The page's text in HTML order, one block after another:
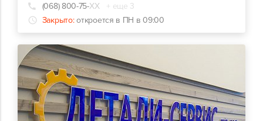
(068) 800-75-ХХ
+ еще 3
Закрыто: откроется в ПН в 09:00